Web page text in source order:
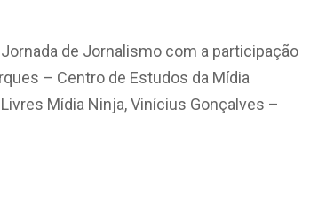
de Jornalismo com a participação
– Centro de Estudos da Mídia
Mídia Ninja, Vinícius Gonçalves –